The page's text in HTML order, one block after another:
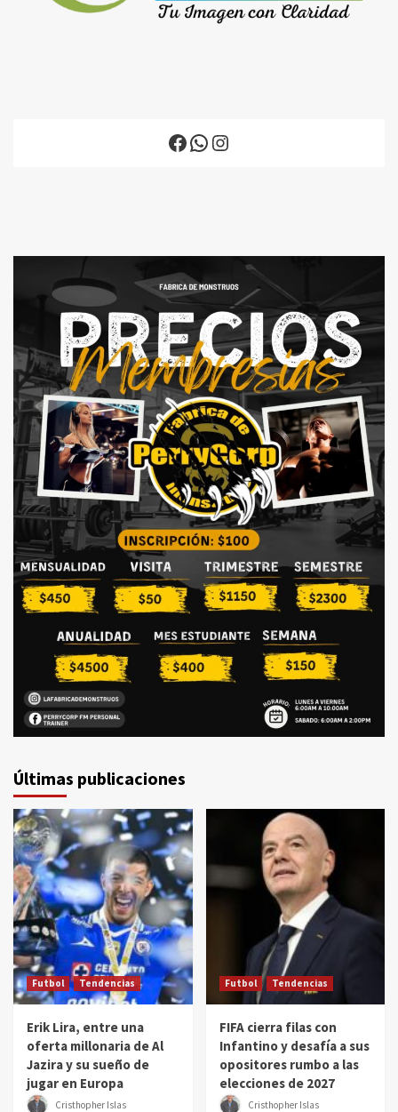
Facebook
WhatsApp
Instagram
Últimas publicaciones
Futbol Tendencias
Erik Lira, entre una
oferta millonaria de Al
Jazira y su sueño de
jugar en Europa
Cristhopher Islas
Futbol Tendencias
FIFA cierra filas con
Infantino y desafía a sus
opositores rumbo a las
elecciones de 2027
Cristhopher Islas